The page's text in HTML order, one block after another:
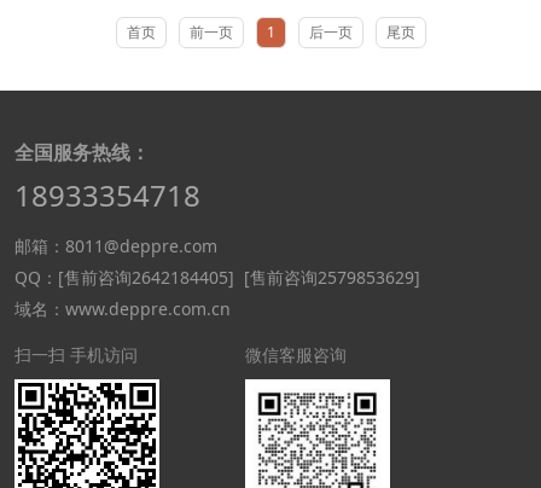
首页 前一页 1 后一页 尾页
全国服务热线：
18933354718
邮箱：8011@deppre.com
QQ： [售前咨询2642184405] [售前咨询2579853629]
域名：www.deppre.com.cn
扫一扫 手机访问
微信客服咨询